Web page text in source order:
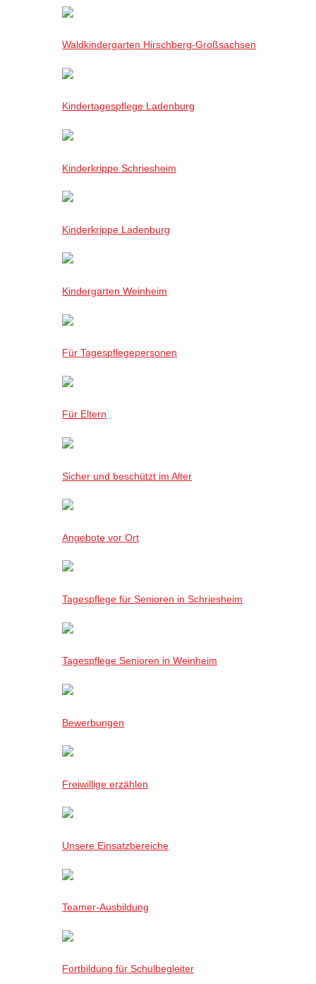
Waldkindergarten Hirschberg-Großsachsen
Kindertagespflege Ladenburg
Kinderkrippe Schriesheim
Kinderkrippe Ladenburg
Kindergarten Weinheim
Für Tagespflegepersonen
Für Eltern
Sicher und beschützt im Alter
Angebote vor Ort
Tagespflege für Senioren in Schriesheim
Tagespflege Senioren in Weinheim
Bewerbungen
Freiwillige erzählen
Unsere Einsatzbereiche
Teamer-Ausbildung
Fortbildung für Schulbegleiter